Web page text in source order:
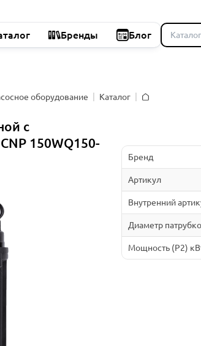
Бренды Блог
оборудование
Каталог
с
150WQ150-
Бренд
Артикул
Внутренний
Диаметр
Мощность (P2)